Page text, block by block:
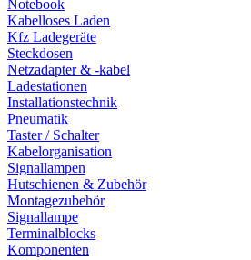
Notebook
Kabelloses Laden
Kfz Ladegeräte
Steckdosen
Netzadapter & -kabel
Ladestationen
Installationstechnik
Pneumatik
Taster / Schalter
Kabelorganisation
Signallampen
Hutschienen & Zubehör
Montagezubehör
Signallampe
Terminalblocks
Komponenten